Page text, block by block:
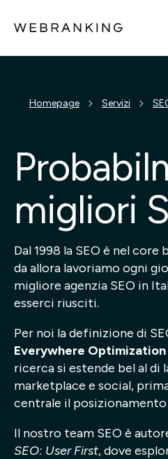
Build
Bridge
Tech
Chi Siamo
Cosa facciamo
Progetti
Point of W
Careers
Contatti
Homepage Servizi
migliori
Dal 1998 la SEO è nel core
da allora lavoriamo ogni
migliore agenzia SEO in
esserci riusciti.
Per noi la definizione di
Everywhere Optimization
ricerca si estende bel al di
marketplace e social,
centrale il posizionamento
Il nostro team SEO è
SEO: User First, dove